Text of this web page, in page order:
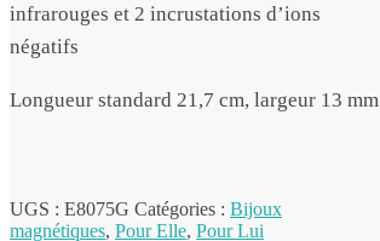
infrarouges et 2 incrustations d’ions
négatifs
Longueur standard 21,7 cm, largeur 13 mm
UGS : E8075G Catégories : Bijoux
magnétiques, Pour Elle, Pour Lui